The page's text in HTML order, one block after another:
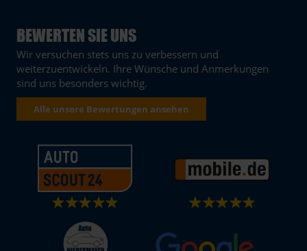
BEWERTEN SIE UNS
Wir versuchen stets uns zu verbessern und
weiterzuentwickeln. Ihre Wünsche und Anmerkungen
sind uns besonders wichtig.
Alle unsere Bewertungen ansehen